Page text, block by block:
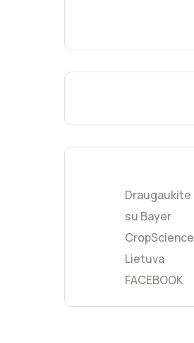
Moka (0)
Burgundijos
Persikinė (0)
Draugaukite
su Bayer
CropScience
Lietuva
FACEBOOK